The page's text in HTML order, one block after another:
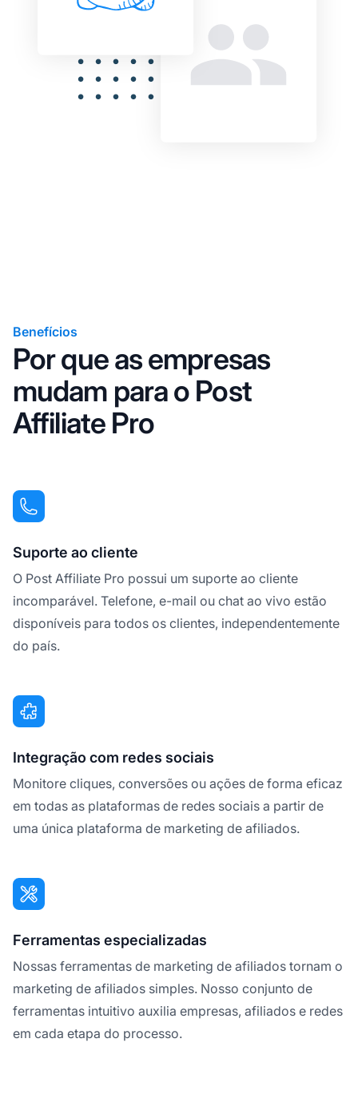
Benefícios
Por que as empresas
mudam para o Post
Affiliate Pro
Suporte ao cliente
O Post Affiliate Pro possui um suporte ao cliente
incomparável. Telefone, e-mail ou chat ao vivo estão
disponíveis para todos os clientes, independentemente
do país.
Integração com redes sociais
Monitore cliques, conversões ou ações de forma eficaz
em todas as plataformas de redes sociais a partir de
uma única plataforma de marketing de afiliados.
Ferramentas especializadas
Nossas ferramentas de marketing de afiliados tornam o
marketing de afiliados simples. Nosso conjunto de
ferramentas intuitivo auxilia empresas, afiliados e redes
em cada etapa do processo.